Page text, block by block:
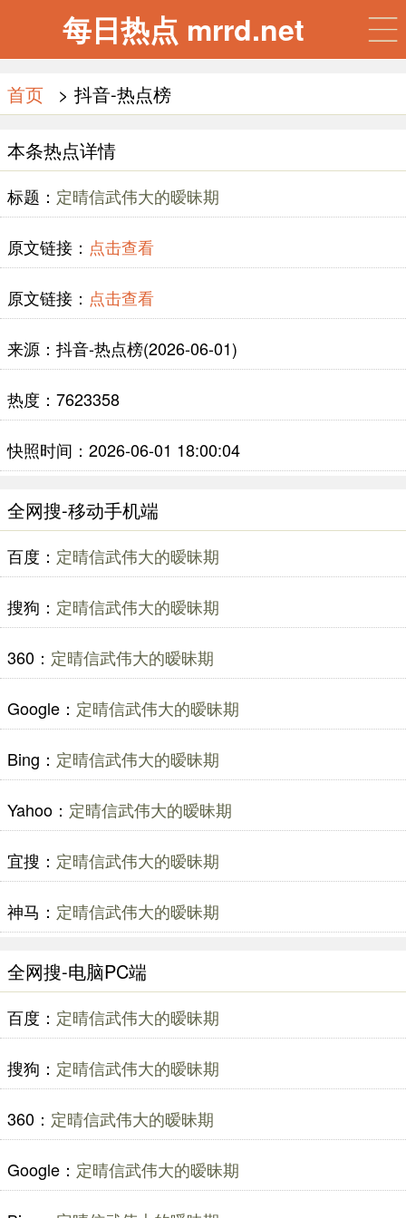
每日热点 mrrd.net
首页 > 抖音-热点榜
本条热点详情
标题： 定晴信武伟大的暧昧期
原文链接： 点击查看
原文链接： 点击查看
来源：抖音-热点榜(2026-06-01)
热度：7623358
快照时间：2026-06-01 18:00:04
全网搜-移动手机端
百度： 定晴信武伟大的暧昧期
搜狗： 定晴信武伟大的暧昧期
360： 定晴信武伟大的暧昧期
Google： 定晴信武伟大的暧昧期
Bing： 定晴信武伟大的暧昧期
Yahoo： 定晴信武伟大的暧昧期
宜搜： 定晴信武伟大的暧昧期
神马： 定晴信武伟大的暧昧期
全网搜-电脑PC端
百度： 定晴信武伟大的暧昧期
搜狗： 定晴信武伟大的暧昧期
360： 定晴信武伟大的暧昧期
Google： 定晴信武伟大的暧昧期